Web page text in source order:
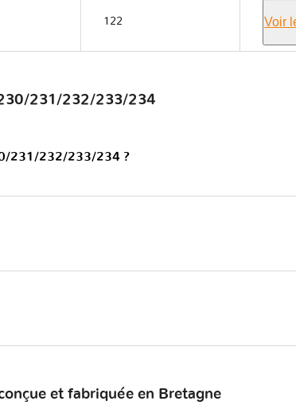
122 Voir
231/232/233/234
231/232/233/234 ?
et fabriquée en Bretagne